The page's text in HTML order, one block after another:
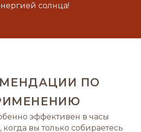
солнца!
ПО
эффективен в часы
вы только собираетесь